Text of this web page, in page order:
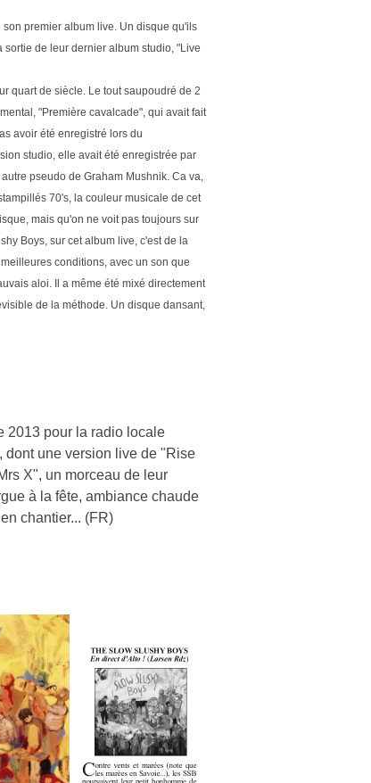
premier album live. Un disque qu'ils
de leur dernier album studio, "Live
quart de siècle. Le tout saupoudré de 2
"Première cavalcade", qui avait fait
avoir été enregistré lors du
studio, elle avait été enregistrée par
pseudo de Graham Mushnik. Ca va,
70's, la couleur musicale de cet
mais qu'on ne voit pas toujours sur
Boys, sur cet album live, c'est de la
conditions, avec un son que
aloi. Il a même été mixé directement
de la méthode. Un disque dansant,
2013 pour la radio locale
dont une version live de "Rise
X", un morceau de leur
à la fête, ambiance chaude
chantier... (FR)